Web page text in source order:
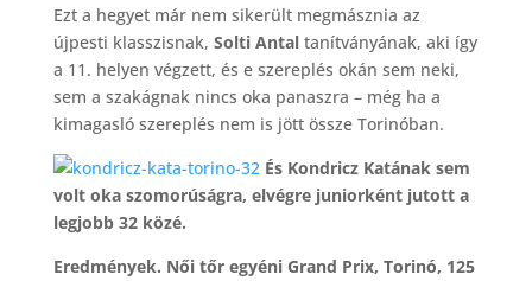
Ezt a hegyet már nem sikerült megmásznia az
újpesti klasszisnak, Solti Antal tanítványának, aki így
a 11. helyen végzett, és e szereplés okán sem neki,
sem a szakágnak nincs oka panaszra – még ha a
kimagasló szereplés nem is jött össze Torinóban.
És Kondricz Katának sem
volt oka szomorúságra, elvégre juniorként jutott a
legjobb 32 közé.
Eredmények. Női tőr egyéni Grand Prix, Torinó, 125